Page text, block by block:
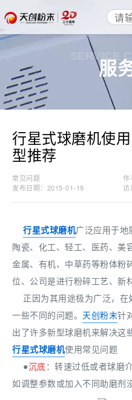
服
SERVICE
行星式球磨机使
型推荐
常见问题
作
发布日期：2015-01-19
访
行星式球磨机广泛应用于地
陶瓷、化工、轻工、医药、美
金属、有机、中草药等粉体粉
位、公司是进行粉碎工艺、新
正因为其用途极为广泛，在
一些不同的问题。 天创粉末针
出了许多新型球磨机来解决这
行星式球磨机使用常见问题
●沉底 ：转速过低或者球磨
如调整参数或加入不同助磨剂